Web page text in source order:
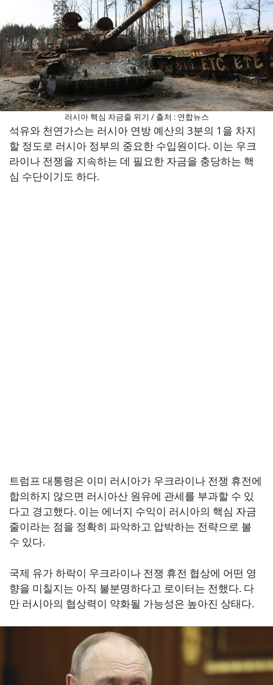
러시아 핵심 자금줄 위기 / 출처 : 연합뉴스
석유와 천연가스는 러시아 연방 예산의 3분의 1을 차지
할 정도로 러시아 정부의 중요한 수입원이다. 이는 우크
라이나 전쟁을 지속하는 데 필요한 자금을 충당하는 핵
심 수단이기도 하다.
트럼프 대통령은 이미 러시아가 우크라이나 전쟁 휴전에
합의하지 않으면 러시아산 원유에 관세를 부과할 수 있
다고 경고했다. 이는 에너지 수익이 러시아의 핵심 자금
줄이라는 점을 정확히 파악하고 압박하는 전략으로 볼
수 있다.
국제 유가 하락이 우크라이나 전쟁 휴전 협상에 어떤 영
향을 미칠지는 아직 불분명하다고 로이터는 전했다. 다
만 러시아의 협상력이 약화될 가능성은 높아진 상태다.